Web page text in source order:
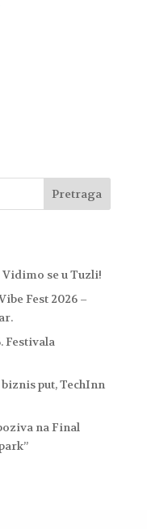
se u Tuzli!
Fest 2026 –
Festivala
put, TechInn
na Final